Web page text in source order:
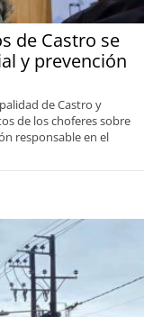
de Castro se
y prevención
de Castro y
de los choferes sobre
responsable en el